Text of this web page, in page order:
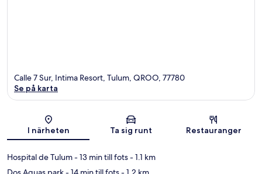
Karta
Calle 7 Sur, Intima Resort, Tulum, QROO, 77780
Se på karta
I närheten Ta sig runt Restauranger
Hospital de Tulum- 13 min till fots- 1.1 km